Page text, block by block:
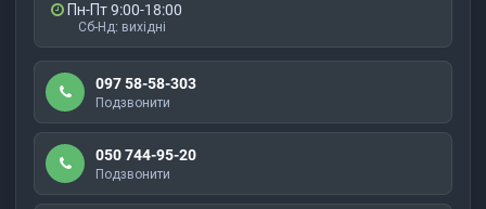
Пн-Пт 9:00-18:00
Сб-Нд: вихідні
097 58-58-303
Подзвонити
050 744-95-20
Подзвонити